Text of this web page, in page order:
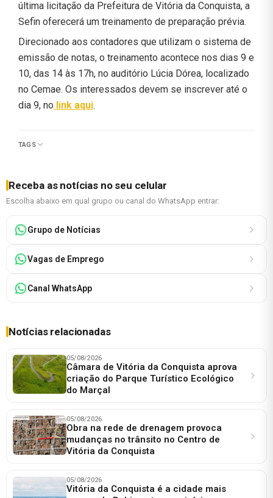
última licitação da Prefeitura de Vitória da Conquista, a
Sefin oferecerá um treinamento de preparação prévia.
Direcionado aos contadores que utilizam o sistema de
emissão de notas, o treinamento acontece nos dias 9 e
10, das 14 às 17h, no auditório Lúcia Dórea, localizado
no Cemae. Os interessados devem se inscrever até o
dia 9, no link aqui.
TAGS
Receba as notícias no seu celular
Escolha abaixo em qual grupo ou canal do WhatsApp entrar:
Grupo de Notícias
Vagas de Emprego
Canal WhatsApp
Notícias relacionadas
05/08/2026
Câmara de Vitória da Conquista aprova
criação do Parque Turístico Ecológico
do Marçal
05/08/2026
Obra na rede de drenagem provoca
mudanças no trânsito no Centro de
Vitória da Conquista
05/08/2026
Vitória da Conquista é a cidade mais